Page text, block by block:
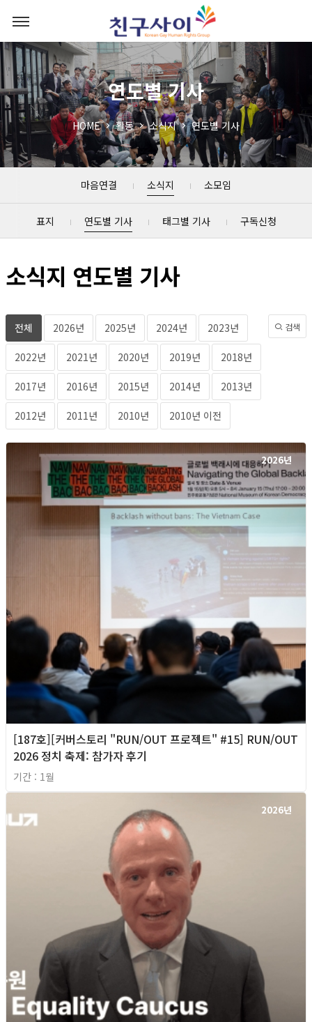
연도별 기사
HOME 활동 소식지 연도별 기사
마음연결 소식지 소모임
표지 연도별 기사 태그별 기사 구독신청
소식지 연도별 기사
전체 2026년 2025년 2024년 2023년
2022년 2021년 2020년 2019년 2018년
2017년 2016년 2015년 2014년 2013년
2012년 2011년 2010년 2010년 이전
검색
2026년
[187호][커버스토리 "RUN/OUT 프로젝트" #15] RUN/OUT
2026 정치 축제: 참가자 후기
기간 : 1월
2026년